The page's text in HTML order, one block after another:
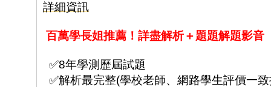
詳細資訊
百萬學長姐推薦！詳盡解析＋題題解題影音
✅8年學測歷屆試題
✅解析最完整(學校老師、網路學生評價一